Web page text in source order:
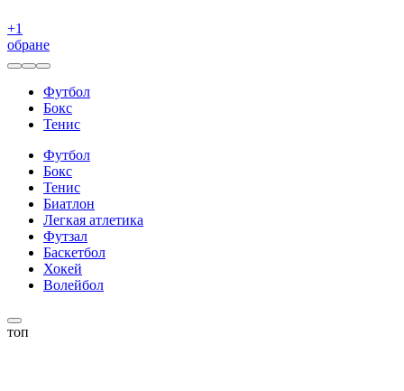
+1
обране
Футбол
Бокс
Тенис
Футбол
Бокс
Тенис
Биатлон
Легкая атлетика
Футзал
Баскетбол
Хокей
Волейбол
топ